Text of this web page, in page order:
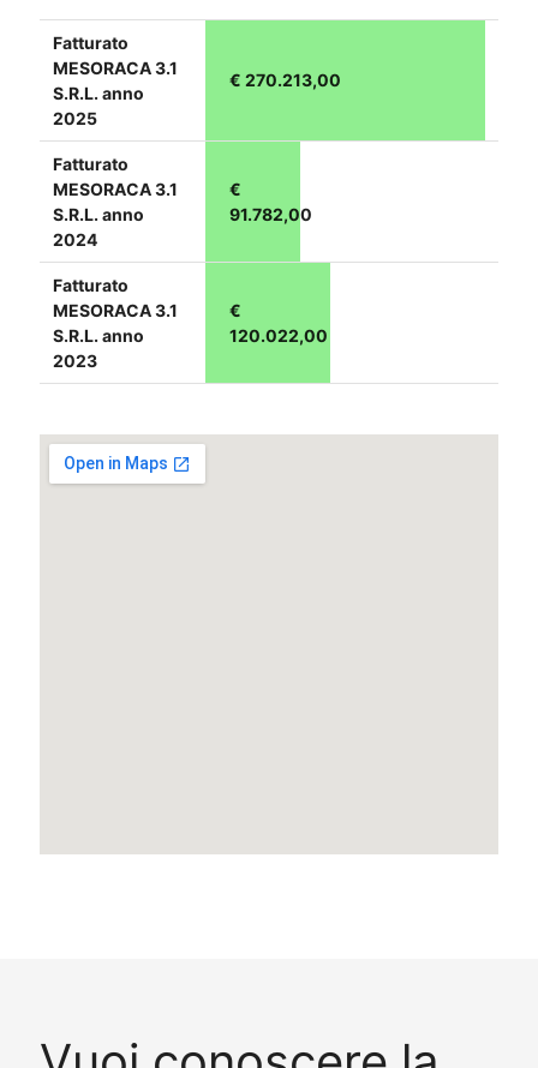
Fatturato
MESORACA 3.1
S.R.L. anno
2025
€ 270.213,00
Fatturato
MESORACA 3.1
S.R.L. anno
2024
€
91.782,00
Fatturato
MESORACA 3.1
S.R.L. anno
2023
€
120.022,00